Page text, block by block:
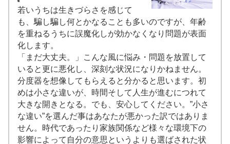
若いうちは生きづらさを感じて
も、騙し騙し何とかなることも多いのですが、年齢
を重ねるうちに誤魔化しが効かなくなり問題が表面
化します。
「まだ大丈夫。」こんな風に悩み・問題を放置して
いると更に悪化し、深刻な状況になりかねません。
分度器を想像してもらえると分かると思います。初
めは小さな違いが、時間そして人生が進むにつれて
大きな開きとなる。でも、安心してください。”小さ
な違い”を選んだ事はあなたが悪かった訳ではありま
せん。時代であったり家族関係など様々な環境下の
影響によって自分の意思というよりも選ばされた状